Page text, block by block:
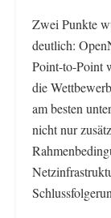
Zwei Punkte
deutlich:
Point-to-Point
die
am besten
nicht nur